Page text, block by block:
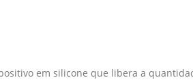
em silicone que libera a